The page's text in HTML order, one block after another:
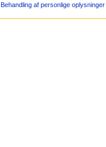
Behandling af personlige oplysninger